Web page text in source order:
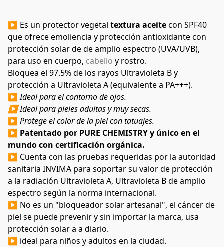
▶ Es un protector vegetal textura aceite con SPF40
que ofrece emoliencia y protección antioxidante con
protección solar de de amplio espectro (UVA/UVB),
para uso en cuerpo, cabello y rostro.
Bloquea el 97.5% de los rayos Ultravioleta B y
protección a Ultravioleta A (equivalente a PA+++).
▶ Ideal para el contorno de ojos.
▶ Ideal para pieles adultas y muy secas.
▶ Protege el color de la piel con tatuajes.
▶ Patentado por PURE CHEMISTRY y único en el
mundo con certificación orgánica.
▶ Cuenta con las pruebas requeridas por la autoridad
sanitaria INVIMA para soportar su valor de protección
a la radiación Ultravioleta A, Ultravioleta B de amplio
espectro según la norma internacional.
▶ No es un "bloqueador solar artesanal", el cáncer de
piel se puede prevenir y sin importar la marca, usa
protección solar a a diario.
▶ ideal para niños y adultos en la ciudad.